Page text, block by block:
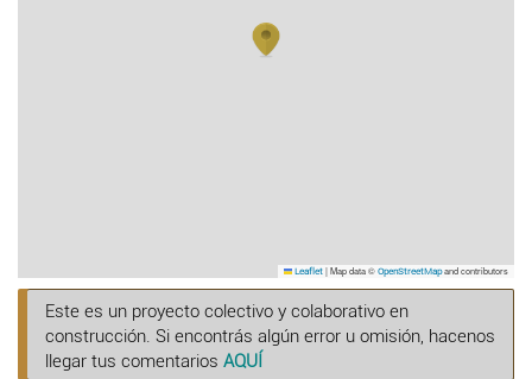
Leaflet |Map data © OpenStreetMapand contributors
Este es un proyecto colectivo y colaborativo en
construcción. Si encontrás algún error u omisión, hacenos
llegar tus comentarios AQUÍ